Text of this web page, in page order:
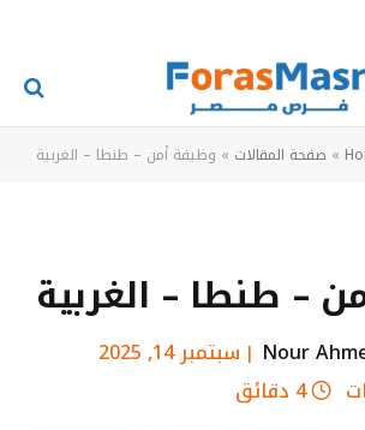
» صفحة المقالات » وظيفة أمن – طنطا – الغربية
– طنطا – الغربية
Nour
سبتمبر 14, 2025
4 دقائق